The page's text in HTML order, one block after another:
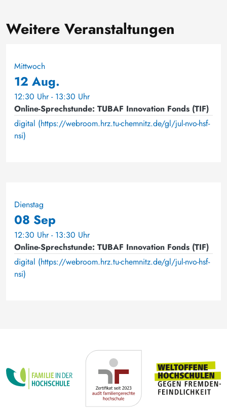
Weitere Veranstaltungen
Mittwoch
12 Aug.
12:30 Uhr - 13:30 Uhr
Online-Sprechstunde: TUBAF Innovation Fonds (TIF)
digital (https://webroom.hrz.tu-chemnitz.de/gl/jul-nvo-hsf-
nsi)
Dienstag
08 Sep
12:30 Uhr - 13:30 Uhr
Online-Sprechstunde: TUBAF Innovation Fonds (TIF)
digital (https://webroom.hrz.tu-chemnitz.de/gl/jul-nvo-hsf-
nsi)